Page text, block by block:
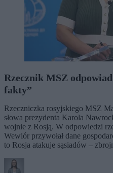
Rzecznik MSZ
fakty”
Rzeczniczka rosyjskiego MSZ
słowa prezydenta Karola
wojnie z Rosją. W odpowiedzi
Wewiór przywołał dane
to Rosja atakuje sąsiadów –